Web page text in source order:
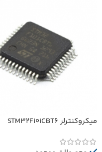
میکروکنترلر STM32F101CBT6